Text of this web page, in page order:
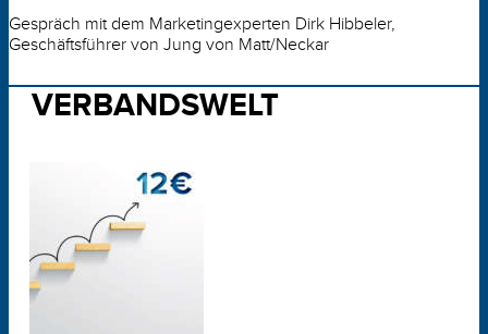
Gespräch mit dem Marketingexperten Dirk Hibbeler,
Geschäftsführer von Jung von Matt/Neckar
VERBANDSWELT